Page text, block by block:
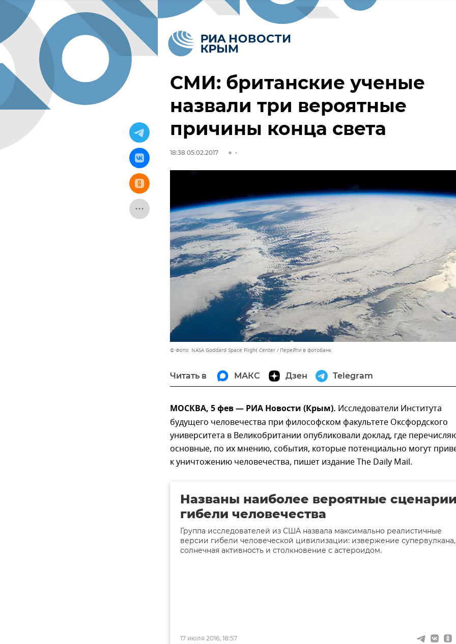
СМИ: британские ученые
назвали три вероятные
причины конца света
18:38 05.02.2017
© Фото: NASA Goddard Space Flight Center Перейти в фотобанк
Читать в МАКС Дзен Telegram
МОСКВА, 5 фев — РИА Новости (Крым). Исследователи Института
будущего человечества при философском факультете Оксфордского
университета в Великобритании опубликовали доклад, где
основные, по их мнению, события, которые потенциально могут
к уничтожению человечества, пишет издание The Daily Mail.
17 июля 2016, 18:57
Названы наиболее вероятные
гибели человечества
Группа исследователей из США назвала максимально реалистичные
версии гибели человеческой цивилизации: извержение супервулкана,
солнечная активность и столкновение с астероидом.